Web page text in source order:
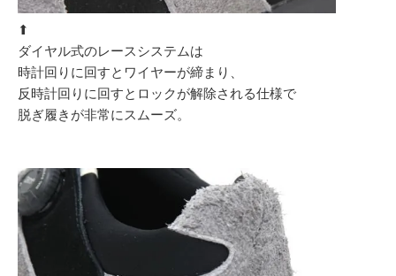
⬆︎
ダイヤル式のレースシステムは
時計回りに回すとワイヤーが締まり、
反時計回りに回すとロックが解除される仕様で
脱ぎ履きが非常にスムーズ。